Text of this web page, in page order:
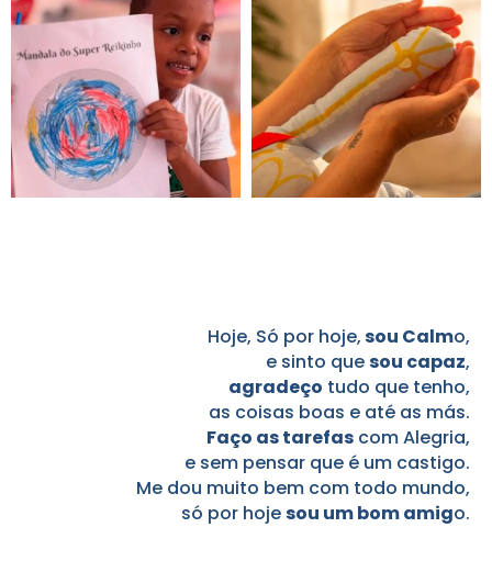
Hoje, Só por hoje,sou Calmo,
e sinto quesou capaz,
agradeço tudo que tenho,
as coisas boas e até as más.
Faço as tarefas com Alegria,
e sem pensar que é um castigo.
Me dou muito bem com todo mundo,
só por hojesou um bom amigo.